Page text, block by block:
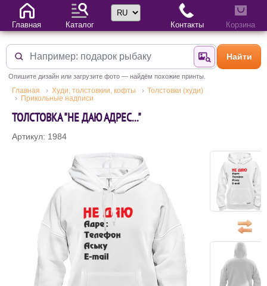
Найти поНайти
Опишите дизайн или загрузите фото — найдём похожие принты.
Главная Худи, толстовкии, кофты
Толстовки (худи)
Прикольные надписи
ТОЛСТОВКА "НЕ ДАЮ АДРЕС..."
Артикул: 1984
Главная Каталог
Выбор языка
Контакты Корзина